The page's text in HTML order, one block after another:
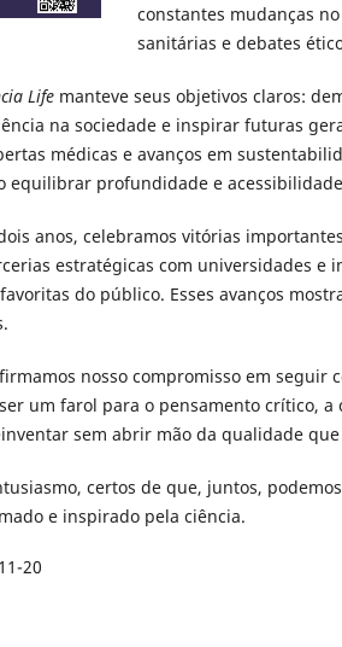
constantes mudanças
sanitárias e debates
Life manteve seus objetivos claros:
na sociedade e inspirar futuras
médicas e avanços em
equilibrar profundidade e
anos, celebramos vitórias
estratégicas com universidades e
do público. Esses avanços
nosso compromisso em seguir
um farol para o pensamento crítico,
sem abrir mão da qualidade
certos de que, juntos,
e inspirado pela ciência.
20